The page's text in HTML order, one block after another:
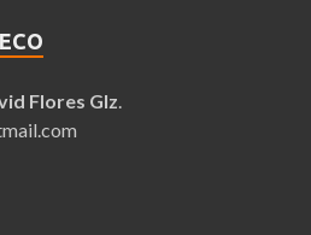
Flores Glz.